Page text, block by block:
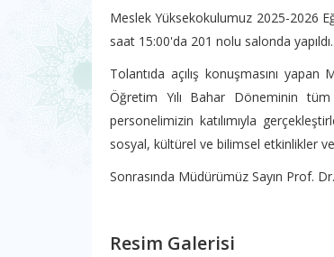
Meslek Yüksekokulumuz 2025-2026
saat 15:00'da 201 nolu salonda yapıldı.
Tolantıda açılış konuşmasını
Öğretim Yılı Bahar Döneminin
personelimizin katılımıyla
sosyal, kültürel ve bilimsel etkinlikler
Sonrasında Müdürümüz Sayın Prof.
Resim Galerisi